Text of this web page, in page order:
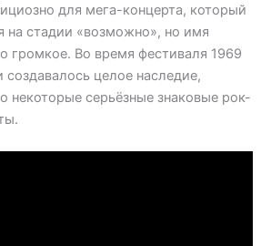
для мега-концерта, который
на стадии «возможно», но имя
громкое. Во время фестиваля 1969
создавалось целое наследие,
некоторые серьёзные знаковые рок-